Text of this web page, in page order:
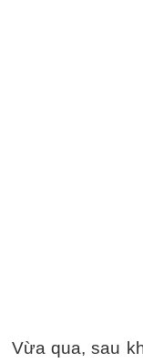
Vừa qua, sau